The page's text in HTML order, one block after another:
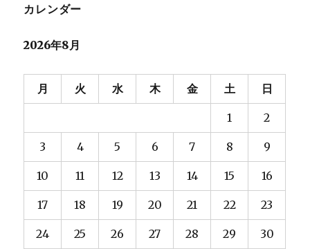
カレンダー
2026年8月
月 火 水 木 金 土 日
1 2
3 4 5 6 7 8 9
10 11 12 13 14 15 16
17 18 19 20 21 22 23
24 25 26 27 28 29 30